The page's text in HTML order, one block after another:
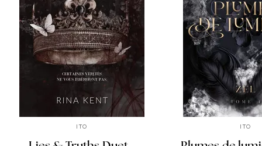
ITO ITO